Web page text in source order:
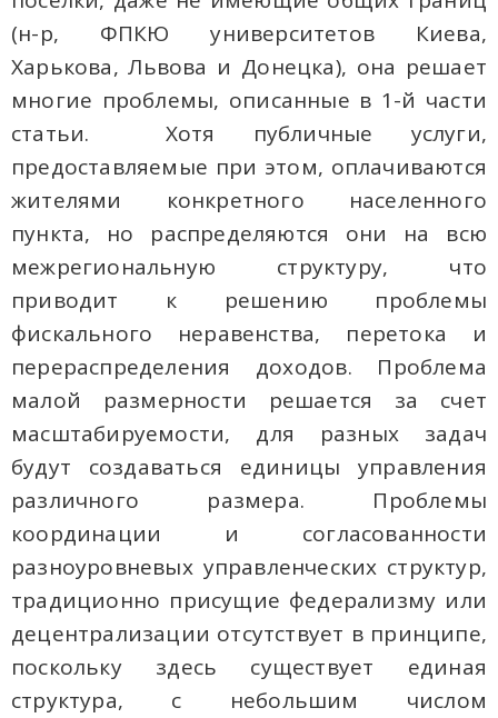
(н-р, ФПКЮ университетов Киева,
Харькова, Львова и Донецка), она решает
многие проблемы, описанные в 1-й части
статьи. Хотя публичные услуги,
предоставляемые при этом, оплачиваются
жителями конкретного населенного
пункта, но распределяются они на всю
межрегиональную структуру, что
приводит к решению проблемы
фискального неравенства, перетока и
перераспределения доходов. Проблема
малой размерности решается за счет
масштабируемости, для разных задач
будут создаваться единицы управления
различного размера. Проблемы
координации и согласованности
разноуровневых управленческих структур,
традиционно присущие федерализму или
децентрализации отсутствует в принципе,
поскольку здесь существует единая
структура, с небольшим числом